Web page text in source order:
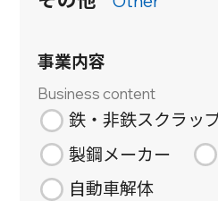
事業内容
Business content
鉄・非鉄スクラッ
製鋼メーカー
自動車解体